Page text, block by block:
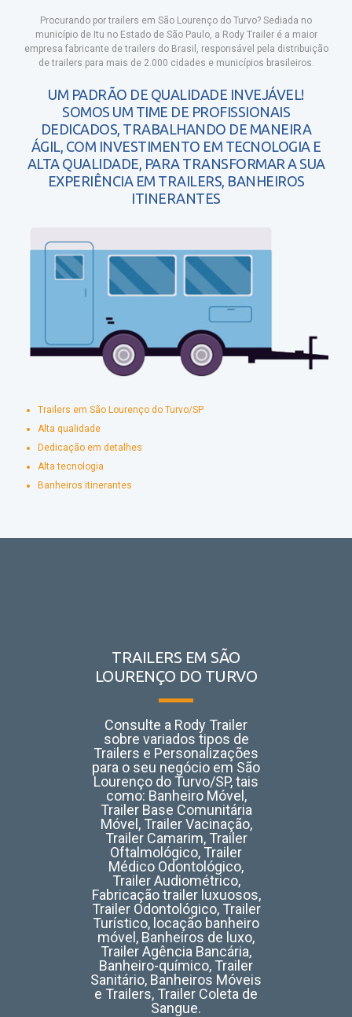
Procurando por trailers em São Lourenço do Turvo? Sediada no
município de Itu no Estado de São Paulo, a Rody Trailer é a maior
empresa fabricante de trailers do Brasil, responsável pela distribuição
de trailers para mais de 2.000 cidades e municípios brasileiros.
UM PADRÃO DE QUALIDADE INVEJÁVEL!
SOMOS UM TIME DE PROFISSIONAIS
DEDICADOS, TRABALHANDO DE MANEIRA
ÁGIL, COM INVESTIMENTO EM TECNOLOGIA E
ALTA QUALIDADE, PARA TRANSFORMAR A SUA
EXPERIÊNCIA EM TRAILERS, BANHEIROS
ITINERANTES
Trailers em São Lourenço do Turvo/SP
Alta qualidade
Dedicação em detalhes
Alta tecnologia
Banheiros itinerantes
TRAILERS EM SÃO
LOURENÇO DO TURVO
Consulte a Rody Trailer
sobre variados tipos de
Trailers e Personalizações
para o seu negócio em São
Lourenço do Turvo/SP, tais
como: Banheiro Móvel,
Trailer Base Comunitária
Móvel, Trailer Vacinação,
Trailer Camarim, Trailer
Oftalmológico, Trailer
Médico Odontológico,
Trailer Audiométrico,
Fabricação trailer luxuosos,
Trailer Odontológico, Trailer
Turístico, locação banheiro
móvel, Banheiros de luxo,
Trailer Agência Bancária,
Banheiro-químico, Trailer
Sanitário, Banheiros Móveis
e Trailers, Trailer Coleta de
Sangue.